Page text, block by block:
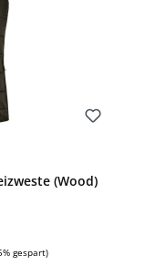
(Wood)
gespart)